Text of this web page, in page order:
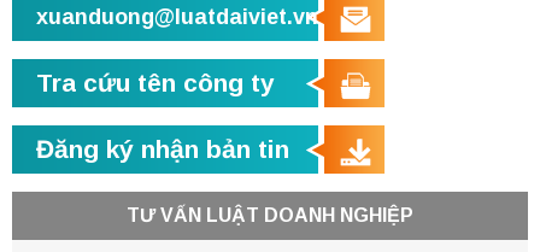
xuanduong@luatdaiviet.vn
Tra cứu tên công ty
Đăng ký nhận bản tin
TƯ VẤN LUẬT DOANH NGHIỆP